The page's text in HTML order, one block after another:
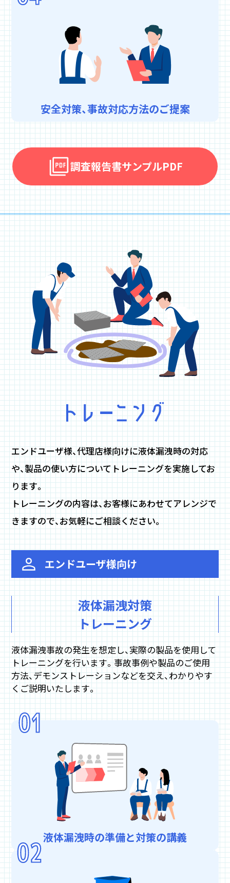
安全対策、事故対応方法のご提案
調査報告書サンプルPDF
エンドユーザ様、代理店様向けに液体漏洩時の対応
や、製品の使い方についてトレーニングを実施してお
ります。
トレーニングの内容は、お客様にあわせてアレンジで
きますので、お気軽にご相談ください。
エンドユーザ様向け
液体漏洩対策
トレーニング
液体漏洩事故の発生を想定し、実際の製品を使用して
トレーニングを行います。事故事例や製品のご使用
方法、デモンストレーションなどを交え、わかりやす
くご説明いたします。
液体漏洩時の準備と対策の講義